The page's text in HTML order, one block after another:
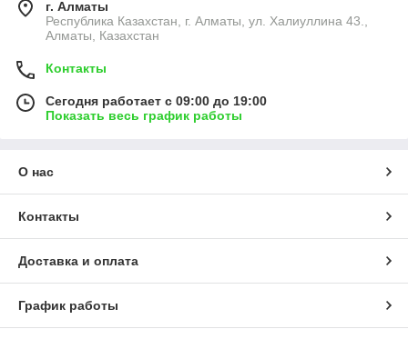
г. Алматы
Республика Казахстан, г. Алматы, ул. Халиуллина 43.,
Алматы, Казахстан
Контакты
Сегодня работает с 09:00 до 19:00
Показать весь график работы
О нас
Контакты
Доставка и оплата
График работы